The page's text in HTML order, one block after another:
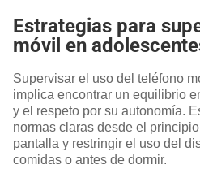
Estrategias para
móvil en
Supervisar el uso del teléfono
implica encontrar un equilibrio
y el respeto por su autonomía.
normas claras desde el
pantalla y restringir el uso del
comidas o antes de dormir.